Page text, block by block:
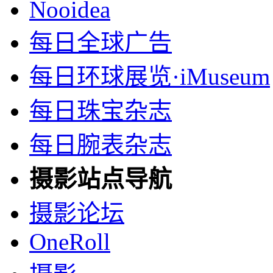
Nooidea
每日全球广告
每日环球展览·iMuseum
每日珠宝杂志
每日腕表杂志
摄影站点导航
摄影论坛
OneRoll